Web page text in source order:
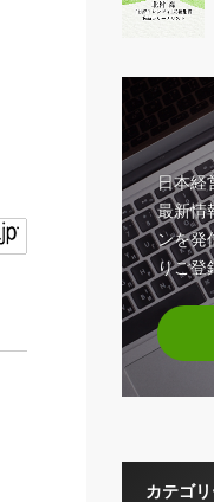
日本経
最新情
ンを発
りご登
カテゴ